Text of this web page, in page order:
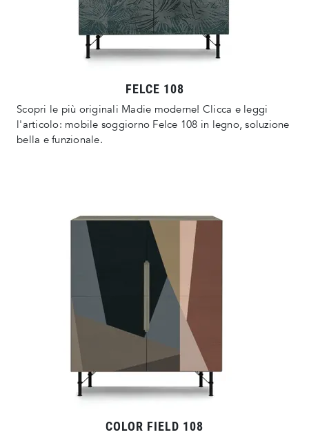
FELCE 108
Scopri le più originali Madie moderne! Clicca e leggi
l'articolo: mobile soggiorno Felce 108 in legno, soluzione
bella e funzionale.
COLOR FIELD 108